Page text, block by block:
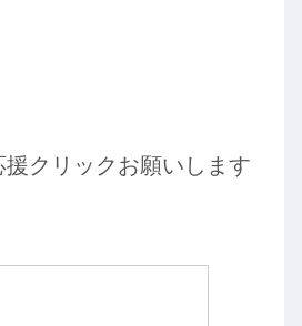
援クリックお願いします